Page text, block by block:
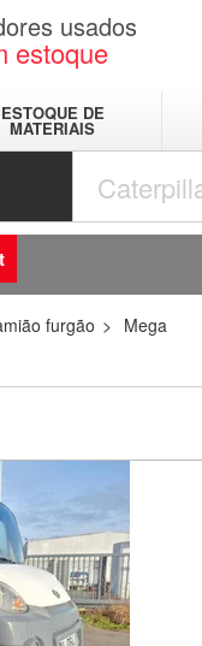
usados
estoque
ESTOQUE DE
MATERIAIS
furgão Mega